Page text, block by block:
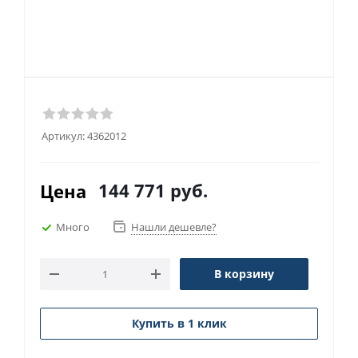
Артикул:4362012
Цена 144 771 руб.
Много Нашли дешевле?
В корзину
Купить в 1 клик